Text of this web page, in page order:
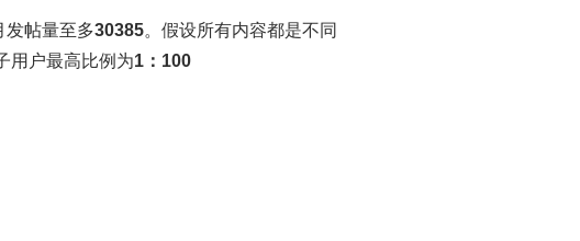
发帖量至多30385。假设所有内容都是不同
用户最高比例为1：100